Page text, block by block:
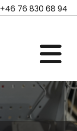
+46 76 830 68 94